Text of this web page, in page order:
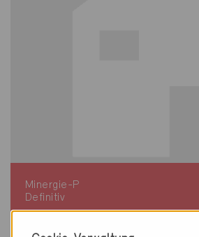
Minergie-P
Definitiv